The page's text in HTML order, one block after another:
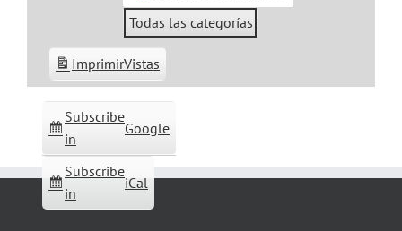
Todas las categorías
Subscribe
in
Google
Subscribe
in
iCal
ImprimirVistas